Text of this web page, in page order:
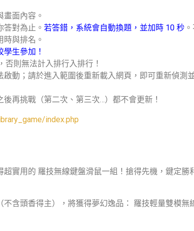
面內容。
對為止。 若答錯，系統會自動換題，並加時 10 秒
與排名。
生參加！
，否則無法計入排行入排行！
動；請於進入範圍後重新載入網頁，即可重新偵
再挑戰（第二次、第三次…）都不會更新！
index.php
實用的 羅技無線鍵盤滑鼠一組！搶得先機，鍵定勝
含頭香得主），將獲得夢幻逸品： 羅技輕量雙模無